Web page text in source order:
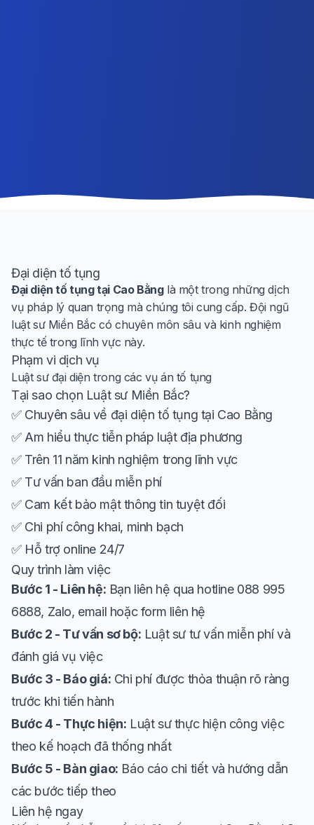
Đại diện tố tụng
Đại diện tố tụng tại Cao Bằnglà một trong những dịch
vụ pháp lý quan trọng mà chúng tôi cung cấp. Đội ngũ
luật sư Miền Bắc có chuyên môn sâu và kinh nghiệm
thực tế trong lĩnh vực này.
Phạm vi dịch vụ
Luật sư đại diện trong các vụ án tố tụng
Tại sao chọn Luật sư Miền Bắc?
✅ Chuyên sâu về đại diện tố tụng tại Cao Bằng
✅ Am hiểu thực tiễn pháp luật địa phương
✅ Trên 11 năm kinh nghiệm trong lĩnh vực
✅ Tư vấn ban đầu miễn phí
✅ Cam kết bảo mật thông tin tuyệt đối
✅ Chi phí công khai, minh bạch
✅ Hỗ trợ online 24/7
Quy trình làm việc
Bước 1 - Liên hệ: Bạn liên hệ qua hotline 088 995
6888, Zalo, email hoặc form liên hệ
Bước 2 - Tư vấn sơ bộ: Luật sư tư vấn miễn phí và
đánh giá vụ việc
Bước 3 - Báo giá: Chi phí được thỏa thuận rõ ràng
trước khi tiến hành
Bước 4 - Thực hiện: Luật sư thực hiện công việc
theo kế hoạch đã thống nhất
Bước 5 - Bàn giao: Báo cáo chi tiết và hướng dẫn
các bước tiếp theo
Liên hệ ngay